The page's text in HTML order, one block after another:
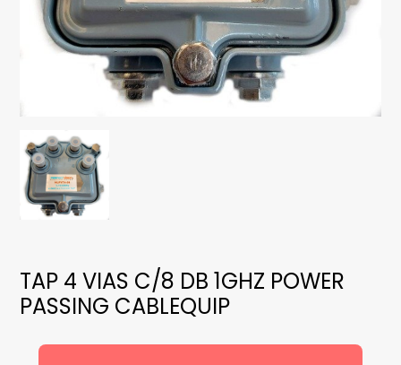
TAP 4 VIAS C/8 DB 1GHZ POWER
PASSING CABLEQUIP